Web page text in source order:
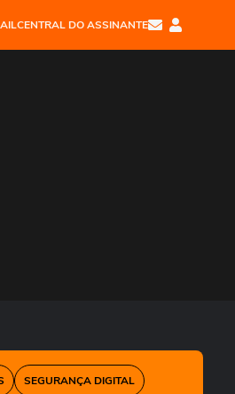
CENTRAL DO ASSINANTE
SEGURANÇA DIGITAL